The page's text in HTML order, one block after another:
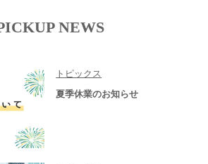
NEWS
トピックス
夏季休業のお知らせ